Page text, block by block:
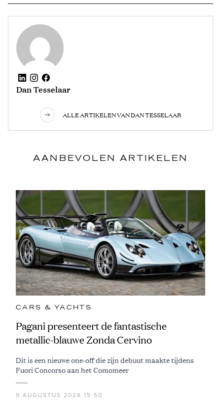
Dan Tesselaar
ALLE ARTIKELEN VAN DAN TESSELAAR
AANBEVOLEN ARTIKELEN
CARS & YACHTS
Pagani presenteert de fantastische
metallic-blauwe Zonda Cervino
Dit is een nieuwe one-off die zijn debuut maakte tijdens
Fuori Concorso aan het Comomeer
9 AUGUSTUS 2026 15:50